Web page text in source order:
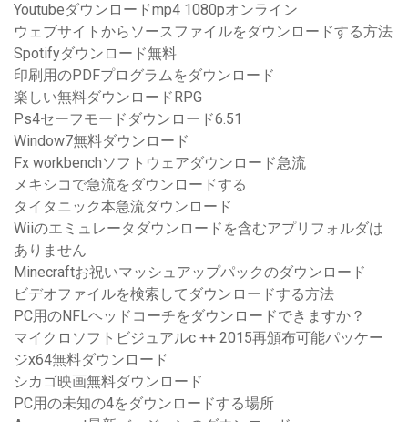
Youtubeダウンロードmp4 1080pオンライン
ウェブサイトからソースファイルをダウンロードする方法
Spotifyダウンロード無料
印刷用のPDFプログラムをダウンロード
楽しい無料ダウンロードRPG
Ps4セーフモードダウンロード6.51
Window7無料ダウンロード
Fx workbenchソフトウェアダウンロード急流
メキシコで急流をダウンロードする
タイタニック本急流ダウンロード
Wiiのエミュレータダウンロードを含むアプリフォルダは
ありません
Minecraftお祝いマッシュアップパックのダウンロード
ビデオファイルを検索してダウンロードする方法
PC用のNFLヘッドコーチをダウンロードできますか？
マイクロソフトビジュアルc ++ 2015再頒布可能パッケー
ジx64無料ダウンロード
シカゴ映画無料ダウンロード
PC用の未知の4をダウンロードする場所